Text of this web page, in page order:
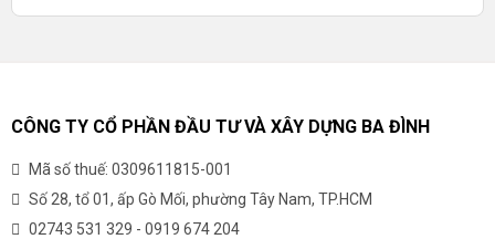
CÔNG TY CỔ PHẦN ĐẦU TƯ VÀ XÂY DỰNG BA ĐÌNH
Mã số thuế: 0309611815-001
Số 28, tổ 01, ấp Gò Mối, phường Tây Nam, TP.HCM
02743 531 329 - 0919 674 204